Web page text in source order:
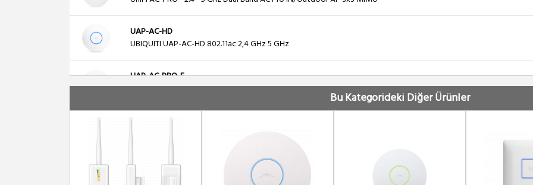
UAP-AC-HD
UBIQUITI UAP-AC-HD 802.11ac 2,4 GHz 5 GHz
UAP-AC-PRO-E
UniFi AC-PRO - 2.4 - 5 Ghz Dual Band AC Pro IN/Outdoor AP 3x3 MiMo - POE ADAPTÖRSÜZ
UAP-AC-LR-5
UniFi AC-LR - 2.4 - 5 Ghz Dual Band AC Long Range AP 5 Li Paket 3x3 MiMo
UAP-AC-PRO-5
UniFi AC-PRO - 2.4 - 5 Ghz Dual Band AC Pro IN/Outdoor AP 3x3 MiMo 5 LI PAKET
Bu Kategorideki Diğer Ürünler